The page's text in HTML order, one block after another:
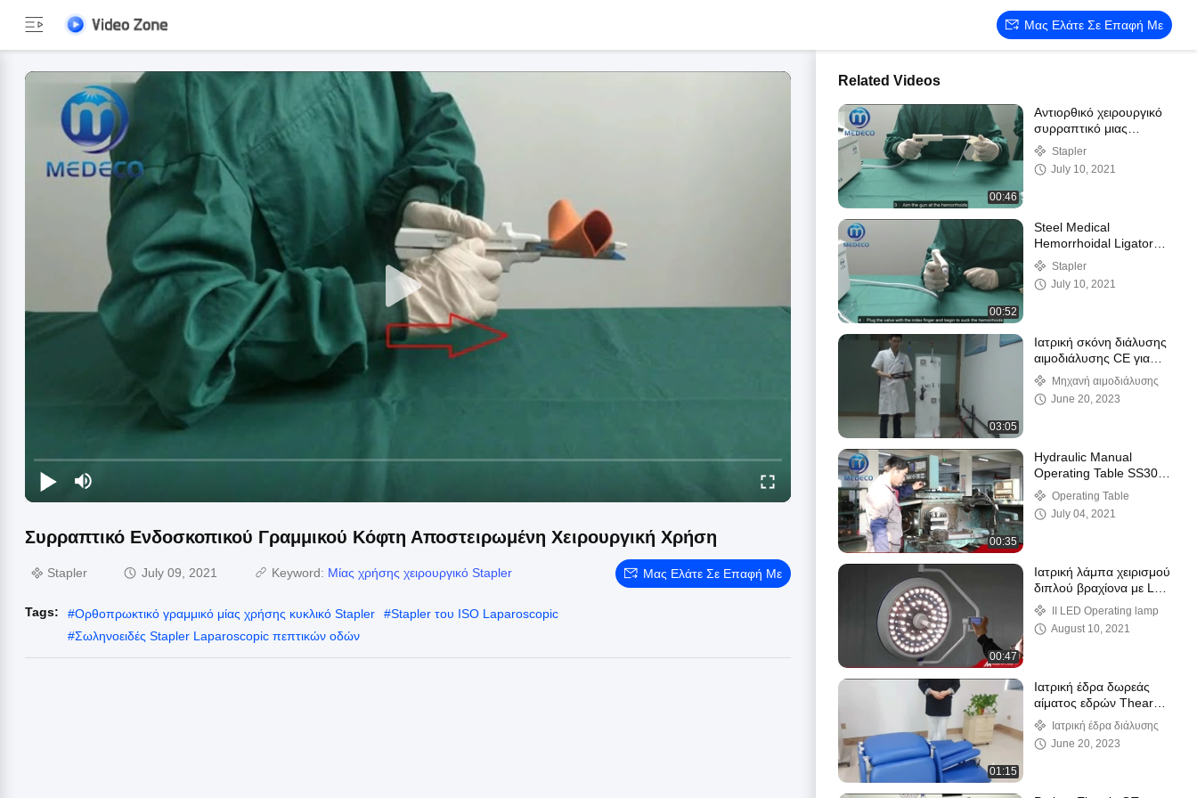
Μας Ελάτε Σε Επαφή Με
Συρραπτικό Ενδοσκοπικού Γραμμικού Κόφτη Αποστειρωμένη Χειρουργική Χρήση
Stapler July 09, 2021 Keyword: Μίας χρήσης χειρουργικό Stapler Μας Ελάτε Σε Επαφή Με
Tags: #Ορθοπρωκτικό γραμμικό μίας χρήσης κυκλικό Stapler #Stapler του ISO Laparoscopic
#Σωληνοειδές Stapler Laparoscopic πεπτικών οδών
Related Videos
00:46
Αντιορθικό χειρουργικό
συρραπτικό μιας
χρήσης από ανοξείδωτο
ατσάλι Τύπου
διαιρεμένου
Stapler
July 10, 2021
00:52
Steel Medical
Hemorrhoidal Ligator
Automated Μίας χρήσης
Stapler
July 10, 2021
03:05
Ιατρική σκόνη διάλυσης
αιμοδιάλυσης CE για
τους ασθενείς διάλυσης
Μηχανή αιμοδιάλυσης
June 20, 2023
00:35
Hydraulic Manual
Operating Table SS304
For Surgery
Operating Table
July 04, 2021
00:47
Ιατρική λάμπα χειρισμού
διπλού βραχίονα με LED
οροφήςII LED Operating lamp
August 10, 2021
01:15
Ιατρική έδρα δωρεάς
αίματος εδρών Thearpy
εδρών διάλυσης
Ιατρική έδρα διάλυσης
June 20, 2023